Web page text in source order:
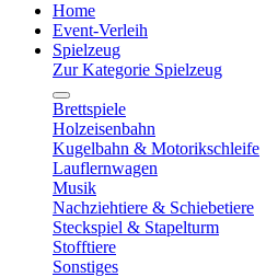
Home
Event-Verleih
Spielzeug
Zur Kategorie Spielzeug
Brettspiele
Holzeisenbahn
Kugelbahn & Motorikschleife
Lauflernwagen
Musik
Nachziehtiere & Schiebetiere
Steckspiel & Stapelturm
Stofftiere
Sonstiges